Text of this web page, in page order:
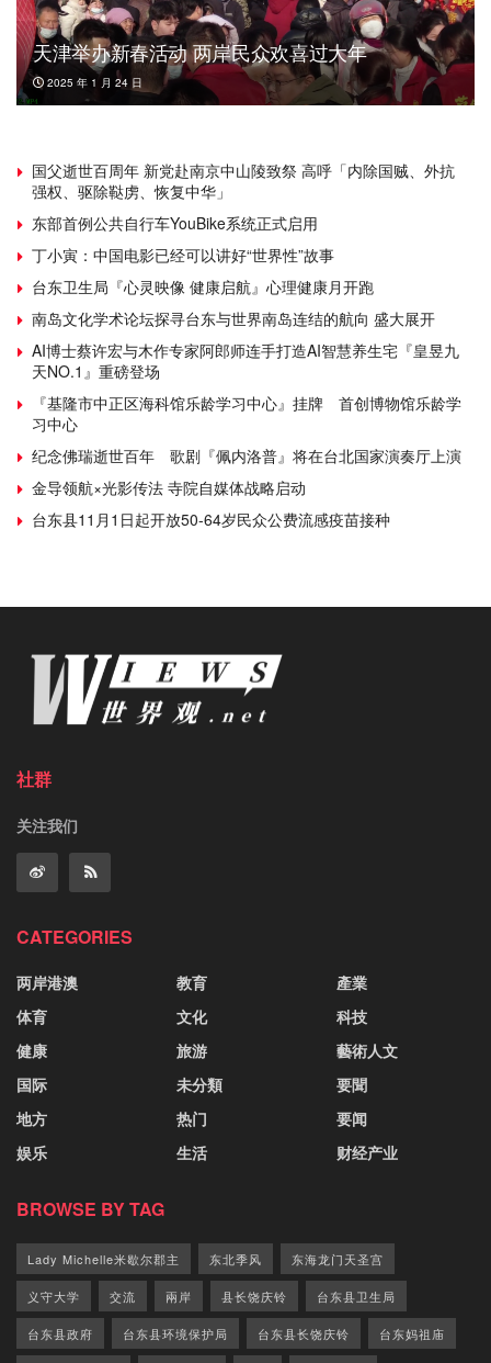
天津举办新春活动 两岸民众欢喜过大年
2025 年 1 月 24 日
国父逝世百周年 新党赴南京中山陵致祭 高呼「内除国贼、外抗
强权、驱除鞑虏、恢复中华」
东部首例公共自行车YouBike系统正式启用
丁小寅：中国电影已经可以讲好“世界性”故事
台东卫生局『心灵映像 健康启航』心理健康月开跑
南岛文化学术论坛探寻台东与世界南岛连结的航向 盛大展开
AI博士蔡许宏与木作专家阿郎师连手打造AI智慧养生宅『皇昱九
天NO.1』重磅登场
『基隆市中正区海科馆乐龄学习中心』挂牌 首创博物馆乐龄学
习中心
纪念佛瑞逝世百年 歌剧『佩内洛普』将在台北国家演奏厅上演
金导领航×光影传法 寺院自媒体战略启动
台东县11月1日起开放50-64岁民众公费流感疫苗接种
社群
关注我们
CATEGORIES
两岸港澳
体育
健康
国际
地方
娱乐
教育
文化
旅游
未分類
热门
生活
產業
科技
藝術人文
要聞
要闻
财经产业
BROWSE BY TAG
Lady Michelle米歇尔郡主 东北季风 东海龙门天圣宫
义守大学 交流 兩岸 县长饶庆铃 台东县卫生局
台东县政府 台东县环境保护局 台东县长饶庆铃 台东妈祖庙